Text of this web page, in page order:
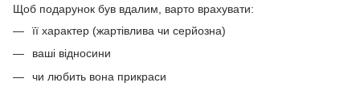
Щоб подарунок був вдалим, варто врахувати:
її характер (жартівлива чи серйозна)
ваші відносини
чи любить вона прикраси